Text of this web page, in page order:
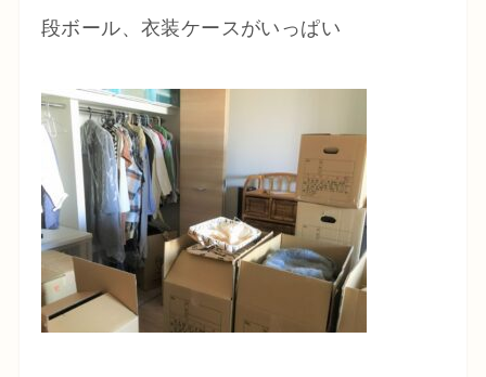
段ボール、衣装ケースがいっぱい